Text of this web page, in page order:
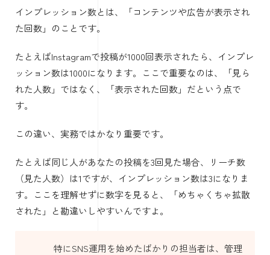
インプレッション数とは、「コンテンツや広告が表示され
た回数」のことです。
たとえばInstagramで投稿が1000回表示されたら、インプレ
ッション数は1000になります。ここで重要なのは、「見ら
れた人数」ではなく、「表示された回数」だという点で
す。
この違い、実務ではかなり重要です。
たとえば同じ人があなたの投稿を3回見た場合、リーチ数
（見た人数）は1ですが、インプレッション数は3になりま
す。ここを理解せずに数字を見ると、「めちゃくちゃ拡散
された」と勘違いしやすいんですよ。
特にSNS運用を始めたばかりの担当者は、管理